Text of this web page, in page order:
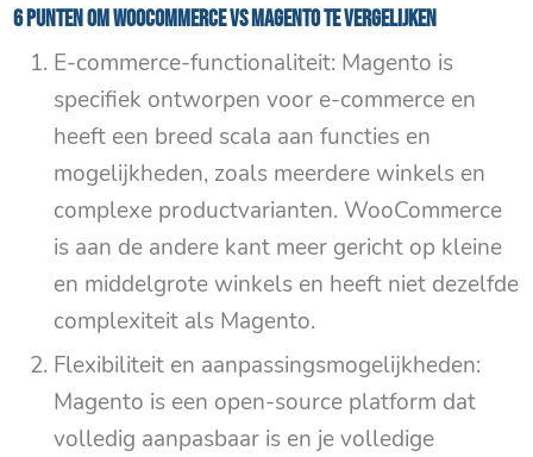
6 punten om WooCommerce VS Magento te vergelijken
E-commerce-functionaliteit: Magento is
specifiek ontworpen voor e-commerce en
heeft een breed scala aan functies en
mogelijkheden, zoals meerdere winkels en
complexe productvarianten. WooCommerce
is aan de andere kant meer gericht op kleine
en middelgrote winkels en heeft niet dezelfde
complexiteit als Magento.
Flexibiliteit en aanpassingsmogelijkheden:
Magento is een open-source platform dat
volledig aanpasbaar is en je volledige